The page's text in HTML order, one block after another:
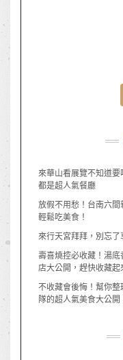
來華山看展覽不知道
都是超人氣餐廳
放假不用愁！台南六
輕鬆吃美食！
來行天宮拜拜，別忘了
壽喜燒控必收藏！湯
店大公開，趕快收藏起
不收藏會後悔！幫你
隊的超人氣美食大公開